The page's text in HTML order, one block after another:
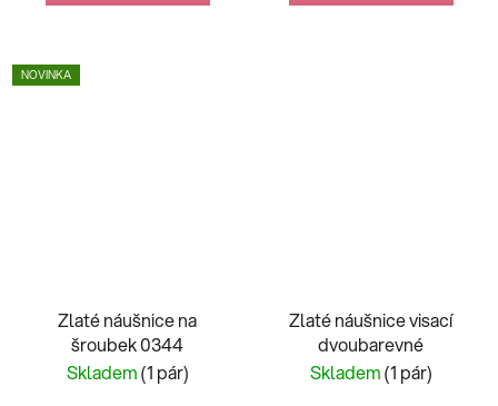
NOVINKA
Zlaté náušnice na
šroubek 0344
Skladem(1 pár)
Zlaté náušnice visací
dvoubarevné
Skladem(1 pár)